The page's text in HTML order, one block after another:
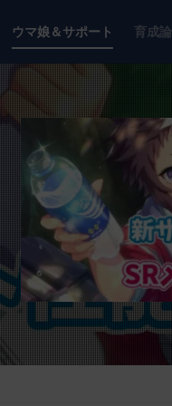
ウマ娘＆サポート 育成論